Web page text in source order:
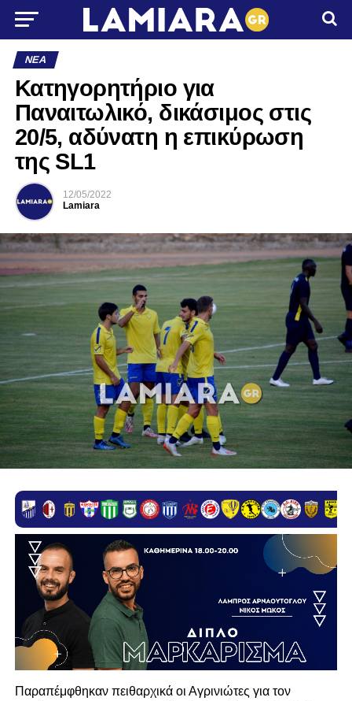
ΝΈΑ
Κατηγορητήριο για
Παναιτωλικό, δικάσιμος στις
20/5, αδύνατη η επικύρωση
της SL1
12/05/2022
Lamiara
Παραπέμφθηκαν πειθαρχικά οι Αγρινιώτες για τον